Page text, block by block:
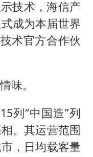
技术，海信产
成为本届世界
术官方合作伙
味。
列“中国造”列
。其运营范围
，日均载客量